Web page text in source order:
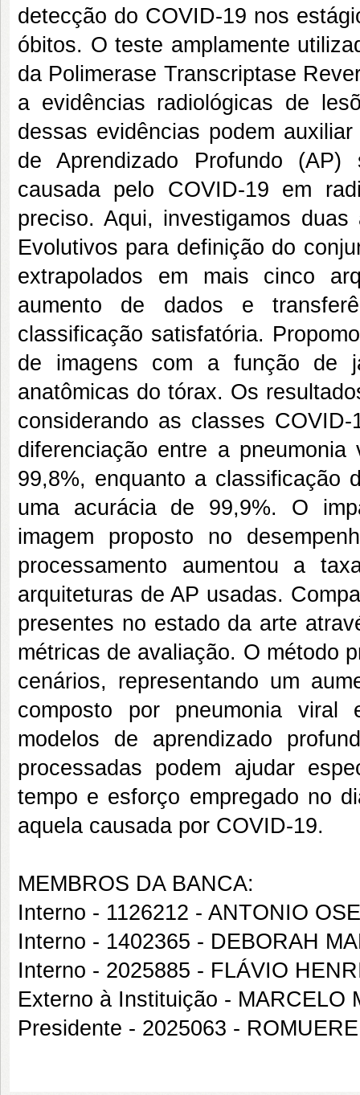
detecção do COVID-19 nos
óbitos. O teste amplamente
da Polimerase Transcriptase
a evidências radiológicas de
dessas evidências podem
de Aprendizado Profundo
causada pelo COVID-19 em
preciso. Aqui, investigamos
Evolutivos para definição do
extrapolados em mais cinco
aumento de dados e
classificação satisfatória.
de imagens com a função de
anatômicas do tórax. Os
considerando as classes
diferenciação entre a
99,8%, enquanto a classificação
uma acurácia de 99,9%. O
imagem proposto no
processamento aumentou a
arquiteturas de AP usadas.
presentes no estado da arte
métricas de avaliação. O método
cenários, representando um
composto por pneumonia viral
modelos de aprendizado
processadas podem ajudar
tempo e esforço empregado no
aquela causada por COVID-19.
MEMBROS DA BANCA:
Interno - 1126212 - ANTONIO
Interno - 1402365 - DEBORAH
Interno - 2025885 - FLÁVIO
Externo à Instituição - MARCELO
Presidente - 2025063 -